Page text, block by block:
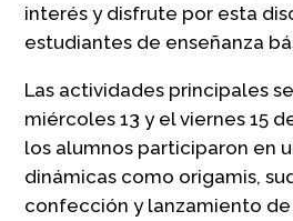
interés y disfrute por esta
estudiantes de enseñanza
Las actividades principales
miércoles 13 y el viernes 15
los alumnos participaron en
dinámicas como origamis,
confección y lanzamiento de